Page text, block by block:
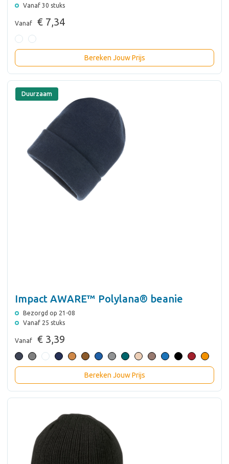
Vanaf 30 stuks
Vanaf € 7,34
Bereken Jouw Prijs
Duurzaam
Impact AWARE™ Polylana® beanie
Bezorgd op 21-08
Vanaf 25 stuks
Vanaf € 3,39
Bereken Jouw Prijs